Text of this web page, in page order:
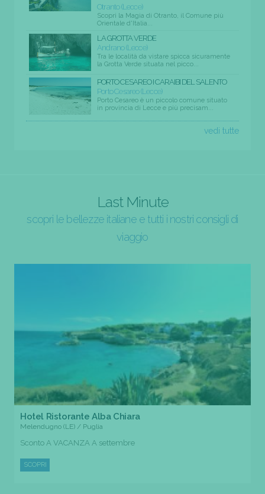
Otranto (Lecce)
Scopri la Magia di Otranto, il Comune più
Orientale d'Italia...
LA GROTTA VERDE
Andrano (Lecce)
Tra le località da vistare spicca sicuramente
la Grotta Verde situata nel picco...
PORTO CESAREO I CARAIBI DEL SALENTO
Porto Cesareo (Lecce)
Porto Cesareo è un piccolo comune situato
in provincia di Lecce e più precisam...
vedi tutte
Last Minute
scopri le bellezze italiane e tutti i nostri consigli di
viaggio
Hotel Ristorante Alba Chiara
Melendugno (LE) / Puglia
Sconto A VACANZA A settembre
SCOPRI